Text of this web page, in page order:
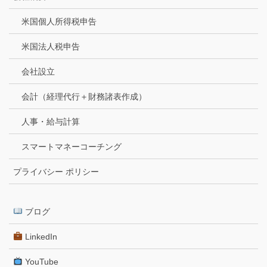
米国個人所得税申告
米国法人税申告
会社設立
会計（経理代行＋財務諸表作成）
人事・給与計算
スマートマネーコーチング
プライバシー ポリシー
ブログ
LinkedIn
YouTube